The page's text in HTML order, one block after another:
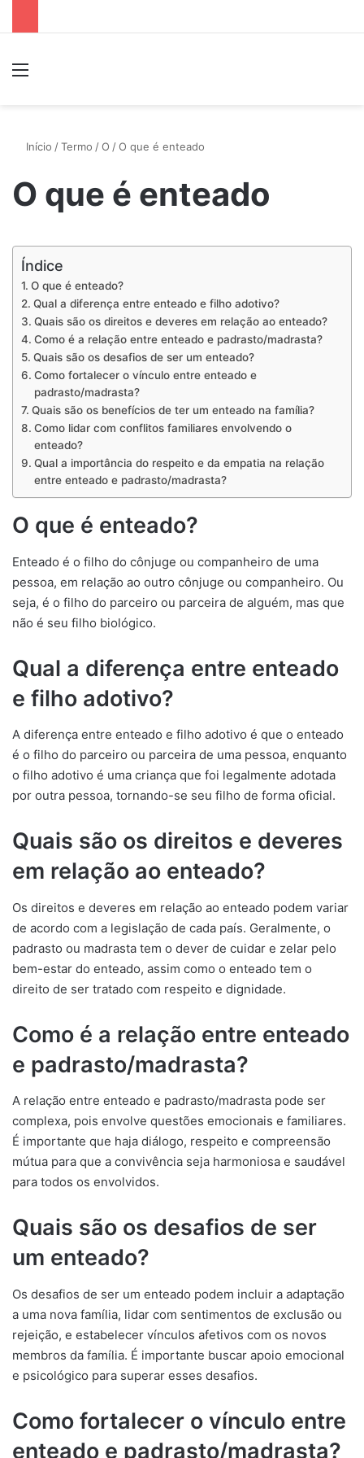
Início /Termo /O /O que é enteado
O que é enteado
Índice
O que é enteado?
Qual a diferença entre enteado e filho adotivo?
Quais são os direitos e deveres em relação ao enteado?
Como é a relação entre enteado e padrasto/madrasta?
Quais são os desafios de ser um enteado?
Como fortalecer o vínculo entre enteado e
padrasto/madrasta?
Quais são os benefícios de ter um enteado na família?
Como lidar com conflitos familiares envolvendo o
enteado?
Qual a importância do respeito e da empatia na relação
entre enteado e padrasto/madrasta?
O que é enteado?
Enteado é o filho do cônjuge ou companheiro de uma
pessoa, em relação ao outro cônjuge ou companheiro. Ou
seja, é o filho do parceiro ou parceira de alguém, mas que
não é seu filho biológico.
Qual a diferença entre enteado
e filho adotivo?
A diferença entre enteado e filho adotivo é que o enteado
é o filho do parceiro ou parceira de uma pessoa, enquanto
o filho adotivo é uma criança que foi legalmente adotada
por outra pessoa, tornando-se seu filho de forma oficial.
Quais são os direitos e deveres
em relação ao enteado?
Os direitos e deveres em relação ao enteado podem variar
de acordo com a legislação de cada país. Geralmente, o
padrasto ou madrasta tem o dever de cuidar e zelar pelo
bem-estar do enteado, assim como o enteado tem o
direito de ser tratado com respeito e dignidade.
Como é a relação entre enteado
e padrasto/madrasta?
A relação entre enteado e padrasto/madrasta pode ser
complexa, pois envolve questões emocionais e familiares.
É importante que haja diálogo, respeito e compreensão
mútua para que a convivência seja harmoniosa e saudável
para todos os envolvidos.
Quais são os desafios de ser
um enteado?
Os desafios de ser um enteado podem incluir a adaptação
a uma nova família, lidar com sentimentos de exclusão ou
rejeição, e estabelecer vínculos afetivos com os novos
membros da família. É importante buscar apoio emocional
e psicológico para superar esses desafios.
Como fortalecer o vínculo entre
enteado e padrasto/madrasta?